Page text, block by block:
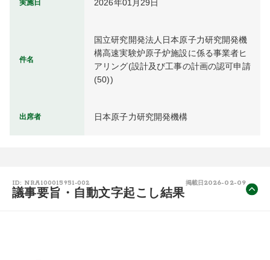
実施日 2026年01月29日
件名
国立研究開発法人日本原子力研究開発機
構高速実験炉原子炉施設に係る事業者ヒ
アリング(設計及び工事の計画の認可申請
(50))
出席者 日本原子力研究開発機構
ID: NRA100015951-002 掲載日 2026-02-09
議事要旨・自動文字起こし結果